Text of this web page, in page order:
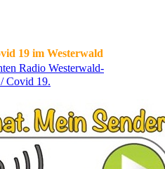
19 im Westerwald
Radio Westerwald-
Covid 19.